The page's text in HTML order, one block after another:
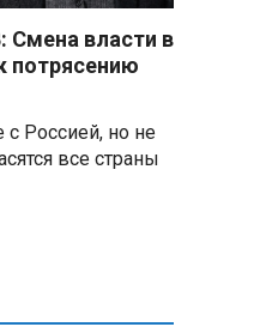
и миграционная
работы
запросил у
оценки
власти в
потрясению
с Россией, но не
все страны